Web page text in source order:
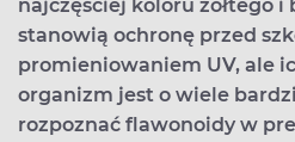
najczęściej koloru żółtego i
stanowią ochronę przed
promieniowaniem UV, ale
organizm jest o wiele
rozpoznać flawonoidy w